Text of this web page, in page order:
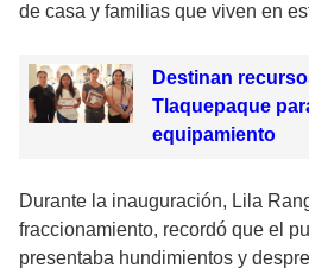
de casa y familias que viven en
Destinan
Tlaquepaque
equipamiento
Durante la inauguración, Lila
fraccionamiento, recordó que el
presentaba hundimientos y